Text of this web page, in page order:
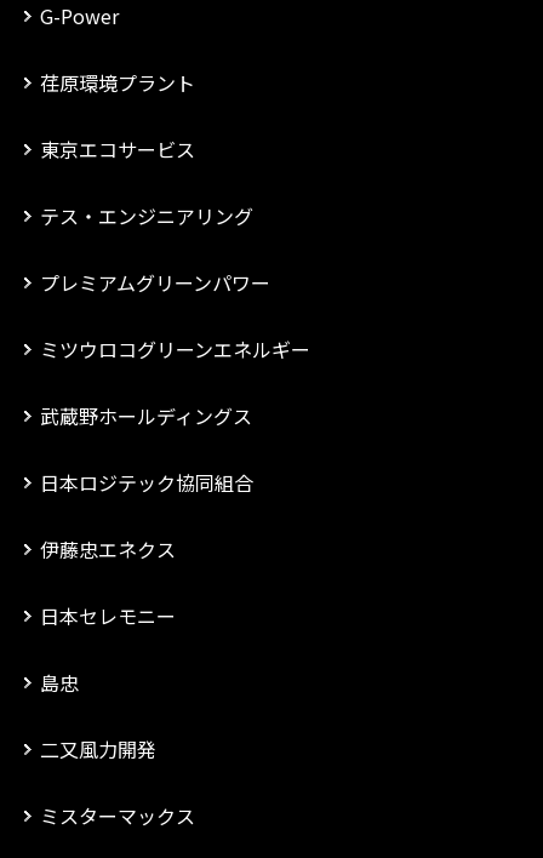
G-Power
荏原環境プラント
東京エコサービス
テス・エンジニアリング
プレミアムグリーンパワー
ミツウロコグリーンエネルギー
武蔵野ホールディングス
日本ロジテック協同組合
伊藤忠エネクス
日本セレモニー
島忠
二又風力開発
ミスターマックス